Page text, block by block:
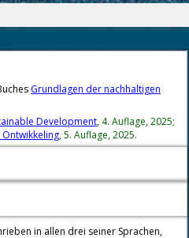
Grundlagen der nachhaltigen
Development, 4. Auflage, 2025;
,5. Auflage, 2025.
in allen drei seiner Sprachen,